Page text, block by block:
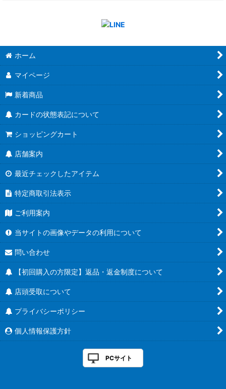
ホーム
マイページ
新着商品
カードの状態表記について
ショッピングカート
店舗案内
最近チェックしたアイテム
特定商取引法表示
ご利用案内
当サイトの画像やデータの利用について
問い合わせ
【初回購入の方限定】返品・返金制度について
店頭受取について
プライバシーポリシー
個人情報保護方針
PCサイト